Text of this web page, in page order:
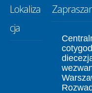
Lokaliza
cja